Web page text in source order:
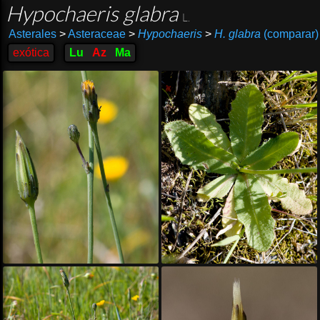
Hypochaeris glabra
Asterales >Asteraceae > Hypochaeris > H. glabra (comparar)
exótica
Lu Az Ma